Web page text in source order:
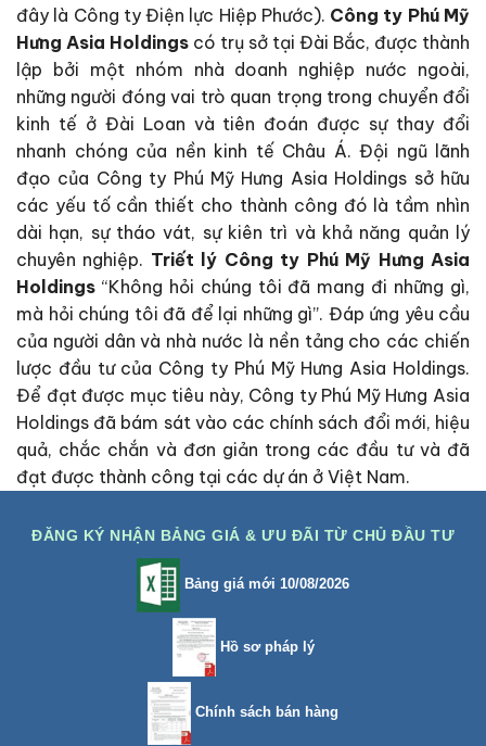
đây là Công ty Điện lực Hiệp Phước). Công ty Phú Mỹ
Hưng Asia Holdings có trụ sở tại Đài Bắc, được thành
lập bởi một nhóm nhà doanh nghiệp nước ngoài,
những người đóng vai trò quan trọng trong chuyển đổi
kinh tế ở Đài Loan và tiên đoán được sự thay đổi
nhanh chóng của nền kinh tế Châu Á. Đội ngũ lãnh
đạo của Công ty Phú Mỹ Hưng Asia Holdings sở hữu
các yếu tố cần thiết cho thành công đó là tầm nhìn
dài hạn, sự tháo vát, sự kiên trì và khả năng quản lý
chuyên nghiệp. Triết lý Công ty Phú Mỹ Hưng Asia
Holdings “Không hỏi chúng tôi đã mang đi những gì,
mà hỏi chúng tôi đã để lại những gì”. Đáp ứng yêu cầu
của người dân và nhà nước là nền tảng cho các chiến
lược đầu tư của Công ty Phú Mỹ Hưng Asia Holdings.
Để đạt được mục tiêu này, Công ty Phú Mỹ Hưng Asia
Holdings đã bám sát vào các chính sách đổi mới, hiệu
quả, chắc chắn và đơn giản trong các đầu tư và đã
đạt được thành công tại các dự án ở Việt Nam.
ĐĂNG KÝ NHẬN BẢNG GIÁ & ƯU ĐÃI TỪ CHỦ ĐẦU TƯ
Bảng giá mới 10/08/2026
Hồ sơ pháp lý
Chính sách bán hàng